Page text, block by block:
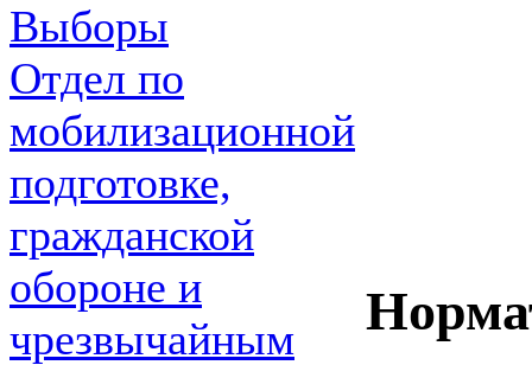
Выборы
Отдел по
мобилизационной
подготовке,
гражданской
обороне и
чрезвычайным